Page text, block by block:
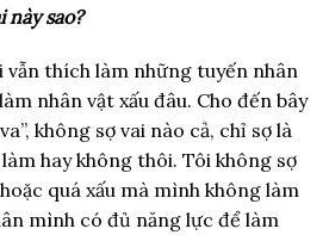
sao?
vẫn thích làm những tuyến nhân
nhân vật xấu đâu. Cho đến bây
không sợ vai nào cả, chỉ sợ là
hay không thôi. Tôi không sợ
quá xấu mà mình không làm
mình có đủ năng lực để làm